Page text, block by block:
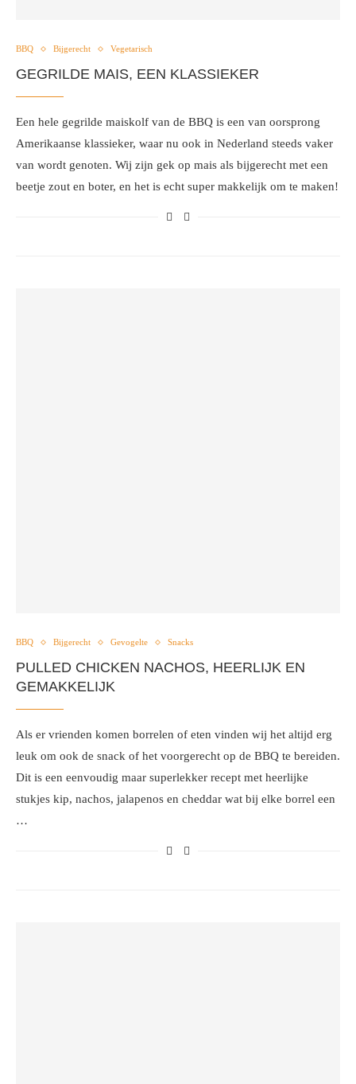
BBQ Bijgerecht Vegetarisch
GEGRILDE MAIS, EEN KLASSIEKER
Een hele gegrilde maiskolf van de BBQ is een van oorsprong
Amerikaanse klassieker, waar nu ook in Nederland steeds vaker
van wordt genoten. Wij zijn gek op mais als bijgerecht met een
beetje zout en boter, en het is echt super makkelijk om te maken!
BBQ Bijgerecht Gevogelte Snacks
PULLED CHICKEN NACHOS, HEERLIJK EN
GEMAKKELIJK
Als er vrienden komen borrelen of eten vinden wij het altijd erg
leuk om ook de snack of het voorgerecht op de BBQ te bereiden.
Dit is een eenvoudig maar superlekker recept met heerlijke
stukjes kip, nachos, jalapenos en cheddar wat bij elke borrel een
…